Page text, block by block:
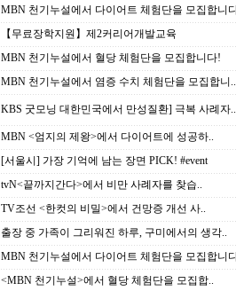
MBN 천기누설에서 다이어트 체험단을 모집합니
【무료장학지원】제2커리어개발교육
MBN 천기누설에서 혈당 체험단을 모집합니다!
MBN 천기누설에서 염증 수치 체험단을 모집합니..
KBS 굿모닝 대한민국에서 만성질환] 극복 사례자..
MBN <엄지의 제왕>에서 다이어트에 성공하..
[서울시] 가장 기억에 남는 장면 PICK! #event
tvN<끝까지간다>에서 비만 사례자를 찾습..
TV조선 <한컷의 비밀>에서 건망증 개선 사..
출장 중 가족이 그리워진 하루, 구미에서의 생각..
MBN 천기누설에서 다이어트 체험단을 모집합니
<MBN 천기누설>에서 혈당 체험단을 모집합..